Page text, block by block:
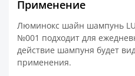
Применение
Люминокс шайн шампунь
№001 подходит для
действие шампуня будет
применения.